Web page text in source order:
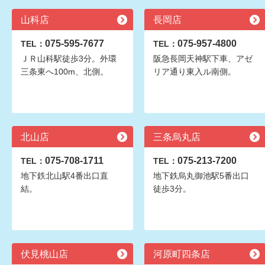
山科店
TEL： 075-595-7677
ＪＲ山科駅徒歩3分。外環
三条東へ100m、北側。
長岡店
TEL： 075-957-4800
阪急長岡天神駅下車、アゼ
リア通り東入ル南側。
北山店
TEL： 075-708-1711
地下鉄北山駅4番出口直
結。
三条烏丸店
TEL： 075-213-7200
地下鉄烏丸御池駅5番出口
徒歩3分。
伏見桃山店 河原町四条店